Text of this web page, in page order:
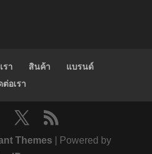
รา สินค้า
แบรนด์
ต่อเรา
Themes | Powered by